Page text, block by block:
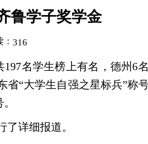
鲁学子奖学金
316
名学生榜上有名，德州6
省“大学生自强之星标兵”称
详细报道。